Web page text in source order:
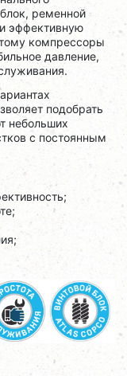
ременной
эффективную
компрессоры
давление,
подобрать
небольших
с постоянным